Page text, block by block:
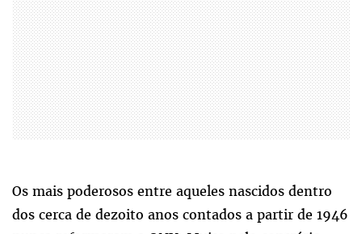
Os mais poderosos entre aqueles nascidos dentro
dos cerca de dezoito anos contados a partir de 1946